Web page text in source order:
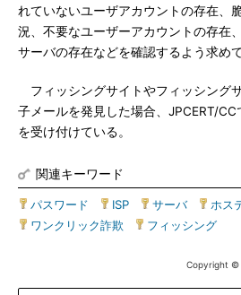
れていないユーザアカウントの存在、
況、不要なユーザーアカウントの存在
サーバの存在などを確認するよう求めて
フィッシングサイトやフィッシング
子メールを発見した場合、JPCERT/CC
を受け付けている。
関連キーワード
パスワード ISP サーバ| ホス
ワンクリック詐欺
フィッシング
Copyright ©